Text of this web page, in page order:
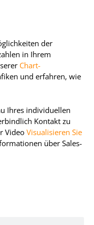
der
in Ihrem
Chart-
und erfahren, wie
Ihres individuellen
Kontakt zu
Video Visualisieren Sie
über Sales-